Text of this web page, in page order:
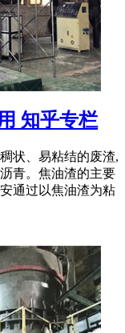
知乎专栏
状、易粘结的废渣,
青。焦油渣的主要
通过以焦油渣为粘